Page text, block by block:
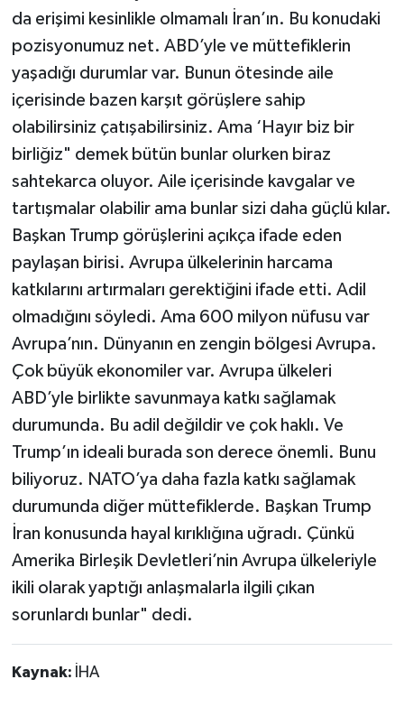
da erişimi kesinlikle olmamalı İran’ın. Bu konudaki
pozisyonumuz net. ABD’yle ve müttefiklerin
yaşadığı durumlar var. Bunun ötesinde aile
içerisinde bazen karşıt görüşlere sahip
olabilirsiniz çatışabilirsiniz. Ama ‘Hayır biz bir
birliğiz" demek bütün bunlar olurken biraz
sahtekarca oluyor. Aile içerisinde kavgalar ve
tartışmalar olabilir ama bunlar sizi daha güçlü kılar.
Başkan Trump görüşlerini açıkça ifade eden
paylaşan birisi. Avrupa ülkelerinin harcama
katkılarını artırmaları gerektiğini ifade etti. Adil
olmadığını söyledi. Ama 600 milyon nüfusu var
Avrupa’nın. Dünyanın en zengin bölgesi Avrupa.
Çok büyük ekonomiler var. Avrupa ülkeleri
ABD’yle birlikte savunmaya katkı sağlamak
durumunda. Bu adil değildir ve çok haklı. Ve
Trump’ın ideali burada son derece önemli. Bunu
biliyoruz. NATO’ya daha fazla katkı sağlamak
durumunda diğer müttefiklerde. Başkan Trump
İran konusunda hayal kırıklığına uğradı. Çünkü
Amerika Birleşik Devletleri’nin Avrupa ülkeleriyle
ikili olarak yaptığı anlaşmalarla ilgili çıkan
sorunlardı bunlar" dedi.
Kaynak: İHA